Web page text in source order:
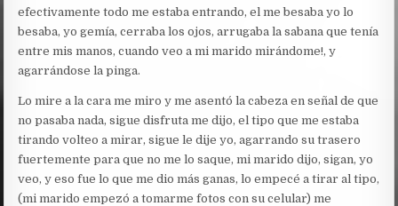
efectivamente todo me estaba entrando, el me besaba yo lo
besaba, yo gemía, cerraba los ojos, arrugaba la sabana que tenía
entre mis manos, cuando veo a mi marido mirándome!, y
agarrándose la pinga.
Lo mire a la cara me miro y me asentó la cabeza en señal de que
no pasaba nada, sigue disfruta me dijo, el tipo que me estaba
tirando volteo a mirar, sigue le dije yo, agarrando su trasero
fuertemente para que no me lo saque, mi marido dijo, sigan, yo
veo, y eso fue lo que me dio más ganas, lo empecé a tirar al tipo,
(mi marido empezó a tomarme fotos con su celular) me